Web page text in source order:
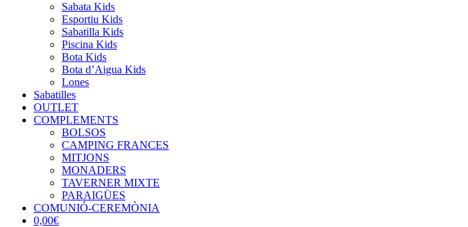
Sabata Kids
Esportiu Kids
Sabatilla Kids
Piscina Kids
Bota Kids
Bota d’Aigua Kids
Lones
Sabatilles
OUTLET
COMPLEMENTS
BOLSOS
CAMPING FRANCES
MITJONS
MONADERS
TAVERNER MIXTE
PARAIGÜES
COMUNIÓ-CEREMÒNIA
0,00€